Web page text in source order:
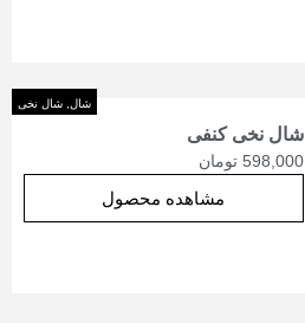
شال نخی کنفی
شال شال نخی
598,000 تومان
مشاهده محصول